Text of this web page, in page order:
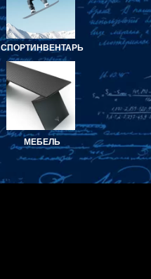
СПОРТИНВЕНТАРЬ
МЕБЕЛЬ